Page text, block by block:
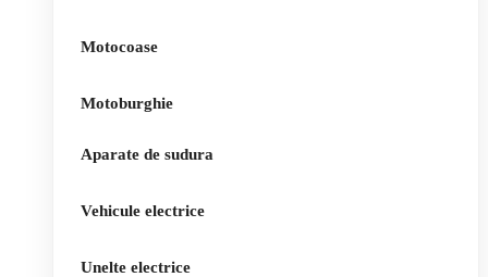
Motocoase
Motoburghie
Aparate de sudura
Vehicule electrice
Unelte electrice